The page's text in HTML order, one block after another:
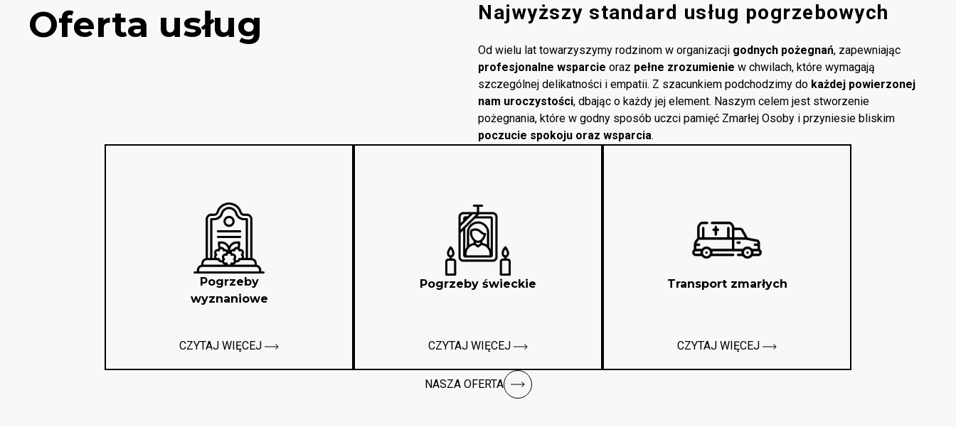
Oferta usług Najwyższy standard usług pogrzebowych
Od wielu lat towarzyszymy rodzinom w organizacji godnych pożegnań, zapewniając
profesjonalne wsparcie oraz pełne zrozumienie w chwilach, które wymagają
szczególnej delikatności i empatii. Z szacunkiem podchodzimy do każdej powierzonej
nam uroczystości, dbając o każdy jej element. Naszym celem jest stworzenie
pożegnania, które w godny sposób uczci pamięć Zmarłej Osoby i przyniesie bliskim
poczucie spokoju oraz wsparcia.
Pogrzeby
wyznaniowe
CZYTAJ WIĘCEJ
Pogrzeby świeckie
CZYTAJ WIĘCEJ
Transport zmarłych
CZYTAJ WIĘCEJ
NASZA OFERTA